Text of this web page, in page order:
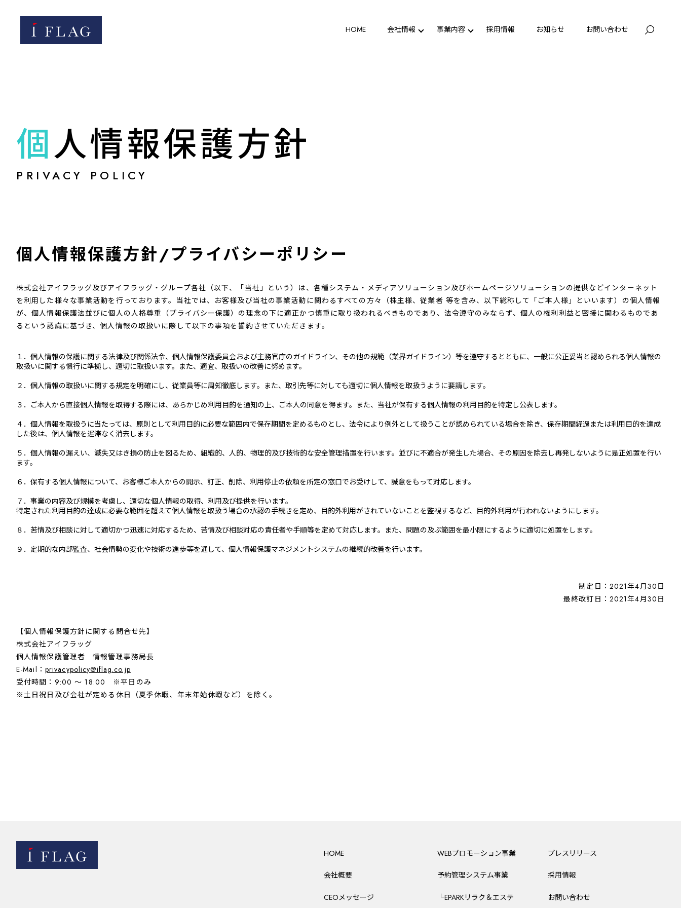
HOME 会社情報 事業内容 採用情報 お知らせ お問い合わせ
個人情報保護方針
PRIVACY POLICY
個人情報保護方針/プライバシーポリシー
株式会社アイフラッグ及びアイフラッグ・グループ各社（以下、「当社」という）は、各種システム・メディアソリューション及びホームページソリューションの提供などインターネット
を利用した様々な事業活動を行っております。当社では、お客様及び当社の事業活動に関わるすべての方々（株主様、従業者 等を含み、以下総称して「ご本人様」といいます）の個人情報
が、個人情報保護法並びに個人の人格尊重（プライバシー保護）の理念の下に適正かつ慎重に取り扱われるべきものであり、法令遵守のみならず、個人の権利利益と密接に関わるものであ
るという認識に基づき、個人情報の取扱いに際して以下の事項を誓約させていただきます。
１．個人情報の保護に関する法律及び関係法令、個人情報保護委員会および主務官庁のガイドライン、その他の規範（業界ガイドライン）等を遵守するとともに、一般に公正妥当と認められる個人情報の
取扱いに関する慣行に準拠し、適切に取扱います。また、適宜、取扱いの改善に努めます。
２．個人情報の取扱いに関する規定を明確にし、従業員等に周知徹底します。また、取引先等に対しても適切に個人情報を取扱うように要請します。
３．ご本人から直接個人情報を取得する際には、あらかじめ利用目的を通知の上、ご本人の同意を得ます。また、当社が保有する個人情報の利用目的を特定し公表します。
４．個人情報を取扱うに当たっては、原則として利用目的に必要な範囲内で保存期間を定めるものとし、法令により例外として扱うことが認められている場合を除き、保存期間経過または利用目的を達成
した後は、個人情報を遅滞なく消去します。
５．個人情報の漏えい、滅失又はき損の防止を図るため、組織的、人的、物理的及び技術的な安全管理措置を行います。並びに不適合が発生した場合、その原因を除去し再発しないように是正処置を行い
ます。
６．保有する個人情報について、お客様ご本人からの開示、訂正、削除、利用停止の依頼を所定の窓口でお受けして、誠意をもって対応します。
７．事業の内容及び規模を考慮し、適切な個人情報の取得、利用及び提供を行います。
特定された利用目的の達成に必要な範囲を超えて個人情報を取扱う場合の承認の手続きを定め、目的外利用がされていないことを監視するなど、目的外利用が行われないようにします。
８．苦情及び相談に対して適切かつ迅速に対応するため、苦情及び相談対応の責任者や手順等を定めて対応します。また、問題の及ぶ範囲を最小限にするように適切に処置をします。
９．定期的な内部監査、社会情勢の変化や技術の進歩等を通して、個人情報保護マネジメントシステムの継続的改善を行います。
制定日：2021年4月30日
最終改訂日：2021年4月30日
【個人情報保護方針に関する問合せ先】
株式会社アイフラッグ
個人情報保護管理者 情報管理事務局長
E-Mail： privacypolicy@iflag.co.jp
受付時間：9:00 ～ 18:00 ※平日のみ
※土日祝日 及び会社が定める休日（夏季休暇、年末年始休暇など）を除く 。
HOME
会社概要
CEOメッセージ
WEBプロモーション事業
予約管理システム事業
└EPARKリラク＆エステ
プレスリリース
採用情報
お問い合わせ